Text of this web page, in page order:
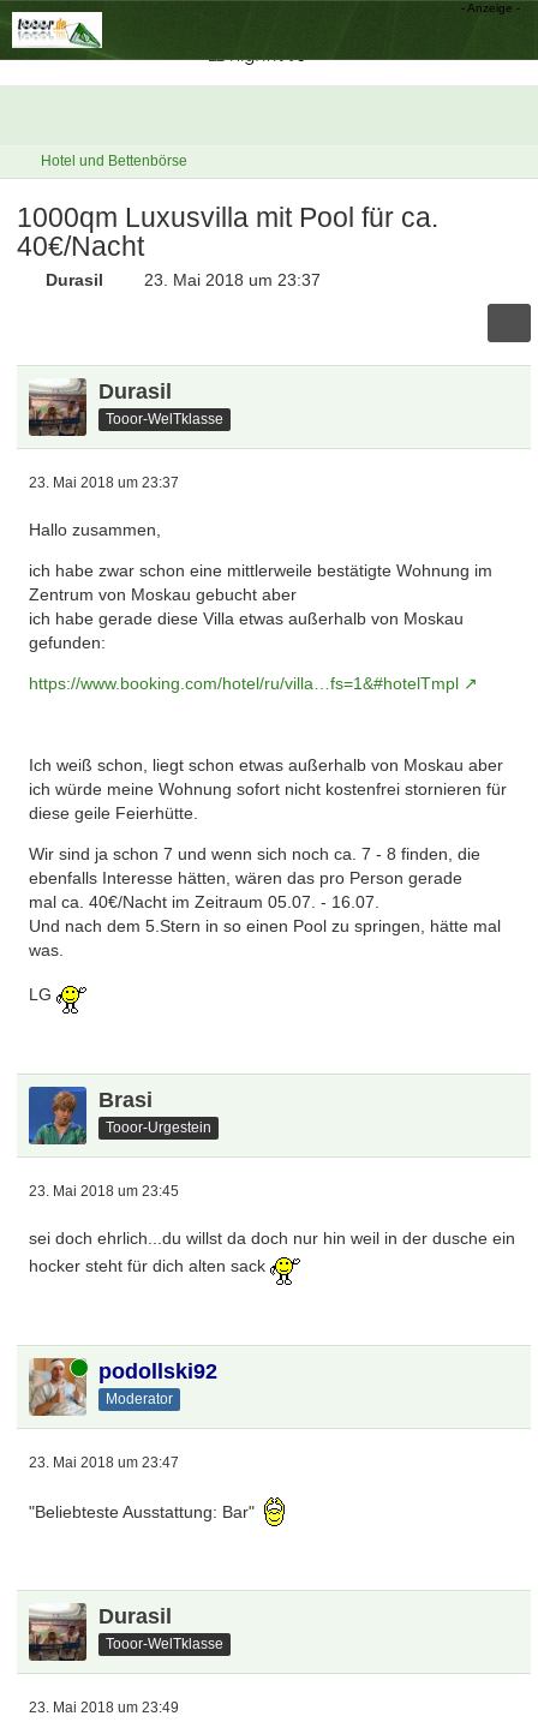
Hotel und Bettenbörse
1000qm Luxusvilla mit Pool für ca.
40€/Nacht
Durasil 23. Mai 2018 um 23:37
Durasil
Tooor-WelTklasse
23. Mai 2018 um 23:37
Hallo zusammen,
ich habe zwar schon eine mittlerweile bestätigte Wohnung im
Zentrum von Moskau gebucht aber
ich habe gerade diese Villa etwas außerhalb von Moskau
gefunden:
https://www.booking.com/hotel/ru/villa…fs=1&#hotelTmpl
Ich weiß schon, liegt schon etwas außerhalb von Moskau aber
ich würde meine Wohnung sofort nicht kostenfrei stornieren für
diese geile Feierhütte.
Wir sind ja schon 7 und wenn sich noch ca. 7 - 8 finden, die
ebenfalls Interesse hätten, wären das pro Person gerade
mal ca. 40€/Nacht im Zeitraum 05.07. - 16.07.
Und nach dem 5.Stern in so einen Pool zu springen, hätte mal
was.
LG
Brasi
Tooor-Urgestein
23. Mai 2018 um 23:45
sei doch ehrlich...du willst da doch nur hin weil in der dusche ein
hocker steht für dich alten sack
Online podollski92
Moderator
23. Mai 2018 um 23:47
"Beliebteste Ausstattung: Bar"
Durasil
Tooor-WelTklasse
23. Mai 2018 um 23:49